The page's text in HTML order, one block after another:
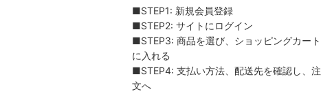
■STEP1: 新規会員登録
■STEP2: サイトにログイン
■STEP3: 商品を選び、ショッピングカート
に入れる
■STEP4: 支払い方法、配送先を確認し、注
文へ